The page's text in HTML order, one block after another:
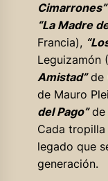
Cimarrones”
“La Madre
Francia),
Leguizamón
Amistad”de
de Mauro
del Pago”de
Cada
legado que
generación.